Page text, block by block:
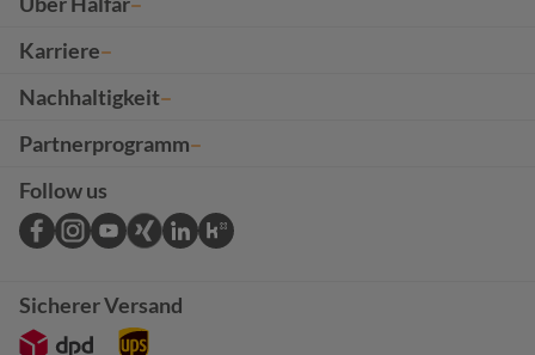
Karriere
Nachhaltigkeit
Partnerprogramm
Follow us
Sicherer Versand